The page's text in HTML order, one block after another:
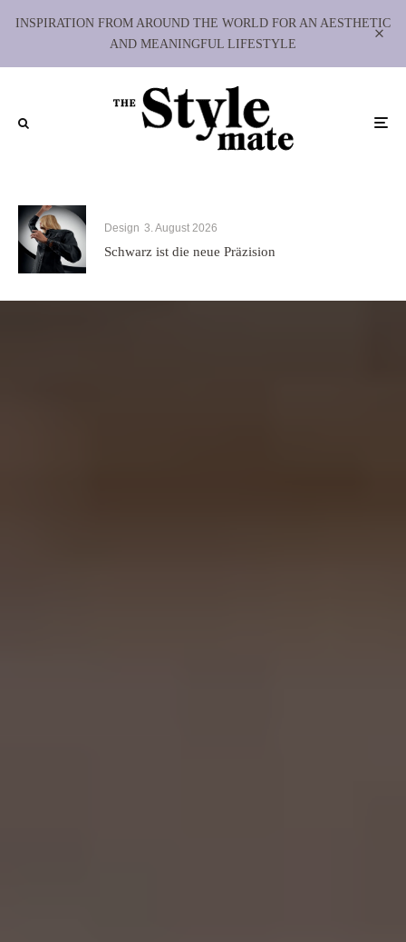
INSPIRATION FROM AROUND THE WORLD FOR AN AESTHETIC
AND MEANINGFUL LIFESTYLE
Design 3. August 2026
Schwarz ist die neue Präzision